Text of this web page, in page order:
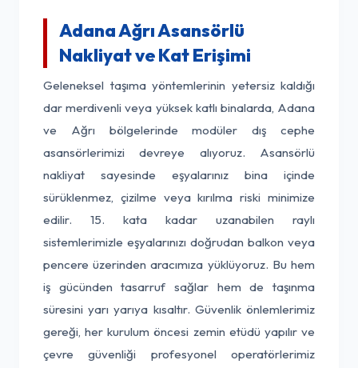
Adana Ağrı Asansörlü
Nakliyat ve Kat Erişimi
Geleneksel taşıma yöntemlerinin yetersiz kaldığı
dar merdivenli veya yüksek katlı binalarda, Adana
ve Ağrı bölgelerinde modüler dış cephe
asansörlerimizi devreye alıyoruz. Asansörlü
nakliyat sayesinde eşyalarınız bina içinde
sürüklenmez, çizilme veya kırılma riski minimize
edilir. 15. kata kadar uzanabilen raylı
sistemlerimizle eşyalarınızı doğrudan balkon veya
pencere üzerinden aracımıza yüklüyoruz. Bu hem
iş gücünden tasarruf sağlar hem de taşınma
süresini yarı yarıya kısaltır. Güvenlik önlemlerimiz
gereği, her kurulum öncesi zemin etüdü yapılır ve
çevre güvenliği profesyonel operatörlerimiz